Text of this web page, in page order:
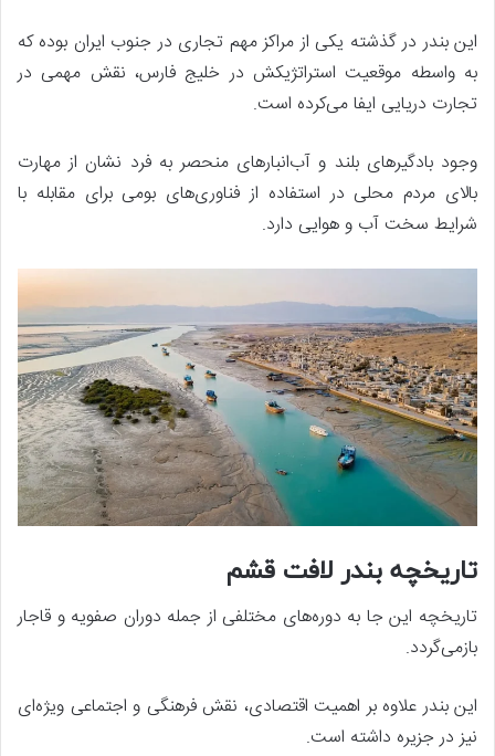
این بندر در گذشته یکی از مراکز مهم تجاری در جنوب ایران بوده که
به واسطه موقعیت استراتژیکش در خلیج فارس، نقش مهمی در
تجارت دریایی ایفا می‌کرده است.
وجود بادگیرهای بلند و آب‌انبارهای منحصر به فرد نشان از مهارت
بالای مردم محلی در استفاده از فناوری‌های بومی برای مقابله با
شرایط سخت آب و هوایی دارد.
تاریخچه بندر لافت قشم
تاریخچه این جا به دوره‌های مختلفی از جمله دوران صفویه و قاجار
بازمی‌گردد.
این بندر علاوه بر اهمیت اقتصادی، نقش فرهنگی و اجتماعی ویژه‌ای
نیز در جزیره داشته است.